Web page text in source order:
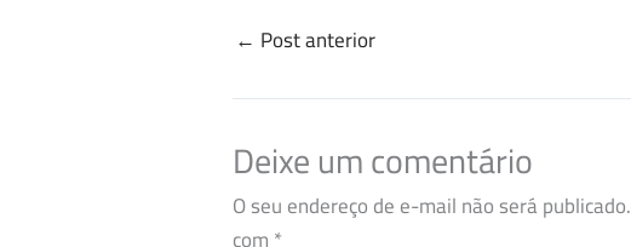
← Post anterior
Deixe um comentário
O seu endereço de e-mail não será publicado.